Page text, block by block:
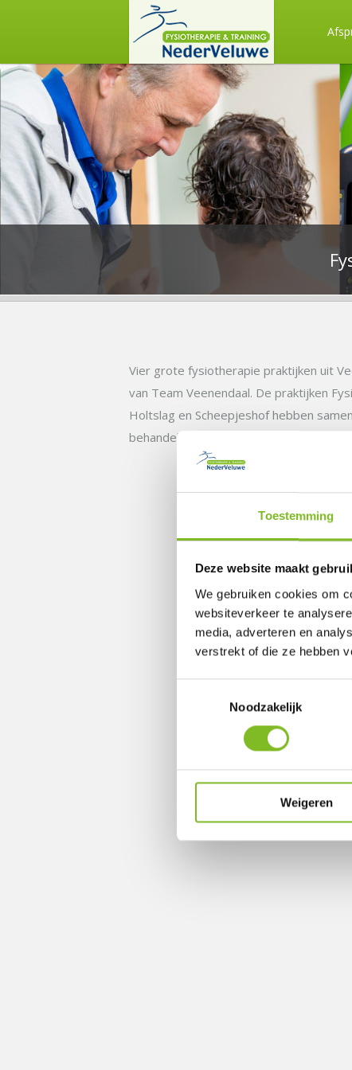
Toestemming
Deze website maakt
We gebruiken cookies om
websiteverkeer te
media, adverteren en
verstrekt of die ze hebben
Noodzakelijk
Weigeren
Vier grote fysiotherapie praktijken uit
van Team Veenendaal. De praktijken
Holtslag en Scheepjeshof hebben
behandeling en verbinden hun namen